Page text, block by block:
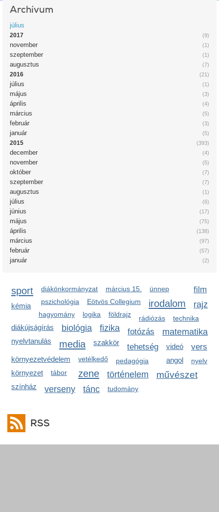
Archívum
július
(9)
2017
(1)
november
(1)
szeptember
(7)
augusztus
(21)
2016
(1)
július
(3)
május
(4)
április
(5)
március
(3)
február
(5)
január
(393)
2015
(4)
december
(5)
november
(7)
október
(7)
szeptember
(1)
augusztus
(6)
július
(17)
június
(75)
május
(138)
április
(97)
március
(57)
február
(2)
január
sport diákönkormányzat március 15.
ünnep
pszichológia
Eötvös Collegium irodalom
film
kémia
hagyomány logika földrajz rádiózás technika
diákújságírás biológia fizika fotózás matematika
nyelvtanulás media szakkör tehetség
környezetvédelem
videó vers
vetélkedő pedagógia angol
zene
környezet történelem művészet
nyelv
színház
rajz
verseny
tábor
tánc tudomány
RSS